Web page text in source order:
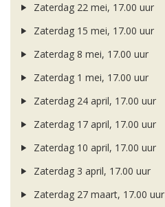
Zaterdag 22 mei, 17.00 uur
Zaterdag 15 mei, 17.00 uur
Zaterdag 8 mei, 17.00 uur
Zaterdag 1 mei, 17.00 uur
Zaterdag 24 april, 17.00 uur
Zaterdag 17 april, 17.00 uur
Zaterdag 10 april, 17.00 uur
Zaterdag 3 april, 17.00 uur
Zaterdag 27 maart, 17.00 uur